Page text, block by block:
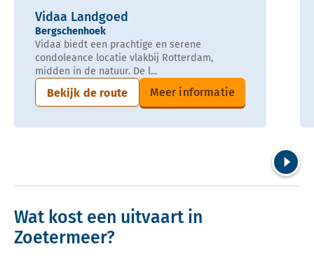
Vidaa Landgoed
Bergschenhoek
Vidaa biedt een prachtige en serene
condoleance locatie vlakbij Rotterdam,
midden in de natuur. De l...
Bekijk de route Meer informatie
Wat kost een uitvaart in
Zoetermeer?